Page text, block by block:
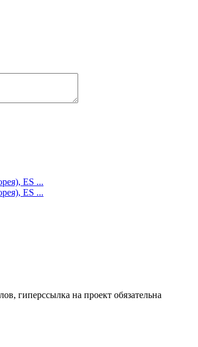
ES ...
ES ...
гиперссылка на проект обязательна